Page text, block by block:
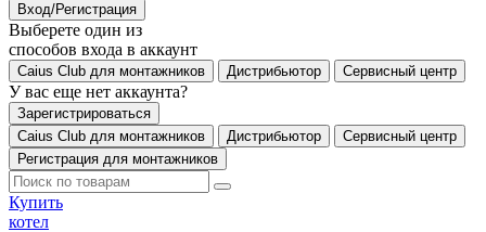
Вход/Регистрация
Выберете один из
способов входа в аккаунт
Caius Club для монтажников Дистрибьютор Сервисный центр
У вас еще нет аккаунта?
Зарегистрироваться
Caius Club для монтажников
Дистрибьютор
Сервисный центр
Регистрация для монтажников
Купить
котел